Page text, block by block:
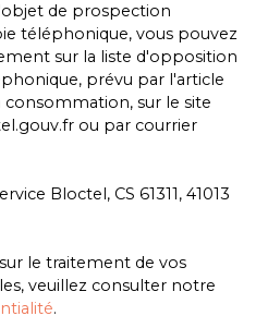
de prospection
téléphonique, vous pouvez
sur la liste d'opposition
prévu par l'article
consommation, sur le site
ou par courrier
Bloctel, CS 61311, 41013
le traitement de vos
veuillez consulter notre
.